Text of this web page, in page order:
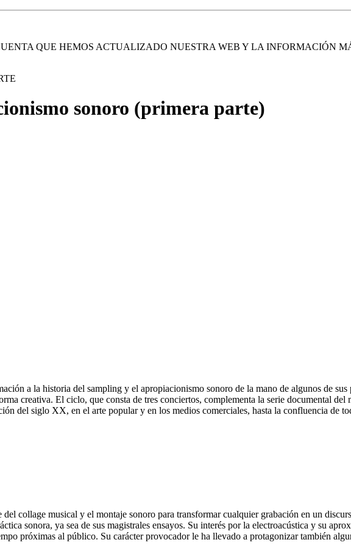
QUE HEMOS ACTUALIZADO NUESTRA WEB Y LA INFORMACIÓN
sonoro (primera parte)
a la historia del sampling y el apropiacionismo sonoro de la mano de algunos de
creativa. El ciclo, que consta de tres conciertos, complementa la serie documental
del siglo XX, en el arte popular y en los medios comerciales, hasta la confluencia de
del collage musical y el montaje sonoro para transformar cualquier grabación en un
sonora, ya sea de sus magistrales ensayos. Su interés por la electroacústica y su
próximas al público. Su carácter provocador le ha llevado a protagonizar también